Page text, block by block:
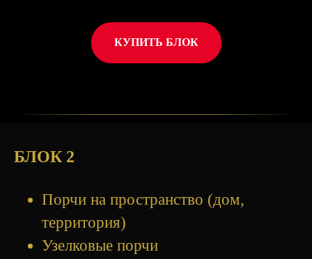
КУПИТЬ БЛОК
БЛОК 2
Порчи на пространство (дом,
территория)
Узелковые порчи